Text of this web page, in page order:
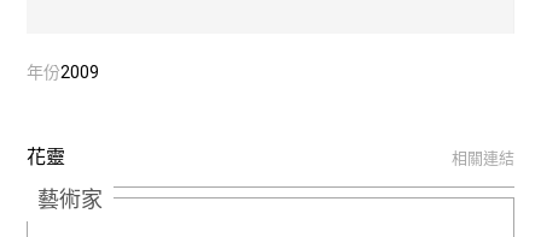
年份2009
花靈 相關連結
藝術家